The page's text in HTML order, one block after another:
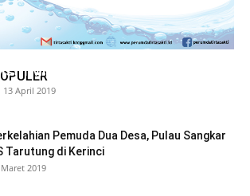
Dua Kadis, Perhubungan Vs
Miliki Bukti Video Mesum Hot
13 April 2019
Pemuda Dua Desa, Pulau Sangkar
Tarutung di Kerinci
2019